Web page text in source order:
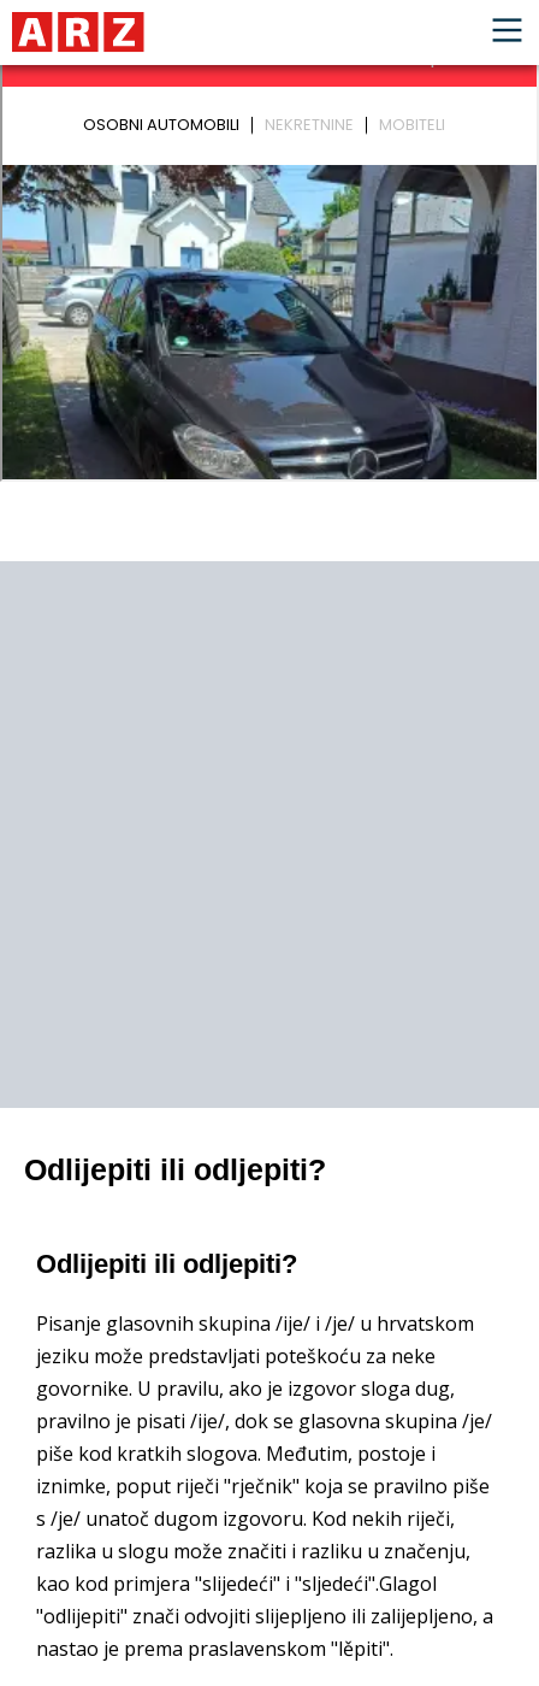
Odlijepiti ili odljepiti?
Odlijepiti ili odljepiti?
Pisanje glasovnih skupina /ije/ i /je/ u hrvatskom
jeziku može predstavljati poteškoću za neke
govornike. U pravilu, ako je izgovor sloga dug,
pravilno je pisati /ije/, dok se glasovna skupina /je/
piše kod kratkih slogova. Međutim, postoje i
iznimke, poput riječi "rječnik" koja se pravilno piše
s /je/ unatoč dugom izgovoru. Kod nekih riječi,
razlika u slogu može značiti i razliku u značenju,
kao kod primjera "slijedeći" i "sljedeći".Glagol
"odlijepiti" znači odvojiti slijepljeno ili zalijepljeno, a
nastao je prema praslavenskom "lěpiti".